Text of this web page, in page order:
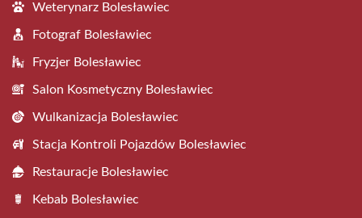
Weterynarz Bolesławiec
Fotograf Bolesławiec
Fryzjer Bolesławiec
Salon Kosmetyczny Bolesławiec
Wulkanizacja Bolesławiec
Stacja Kontroli Pojazdów Bolesławiec
Restauracje Bolesławiec
Kebab Bolesławiec